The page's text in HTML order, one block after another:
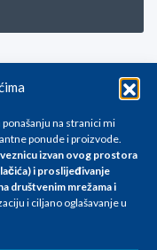
na stranici mi
ponude i proizvode.
izvan ovog prostora
i proslijeđivanje
društvenim mrežama i
i ciljano oglašavanje u
nam se na
karaktera i podložne su
i uključuju PDV. Sve
Trudimo se dati što bolji